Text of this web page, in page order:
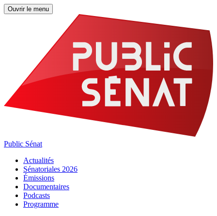
Ouvrir le menu
Public Sénat
Actualités
Sénatoriales 2026
Émissions
Documentaires
Podcasts
Programme